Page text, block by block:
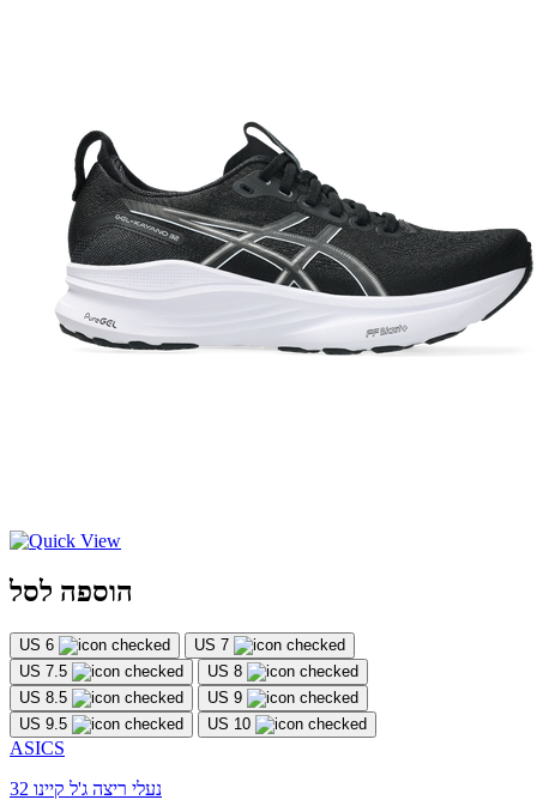
הוספה לסל
US 6
US 7
US 7.5
US 8
US 8.5
US 9
US 9.5
US 10
ASICS
נעלי ריצה ג'ל קיינו 32